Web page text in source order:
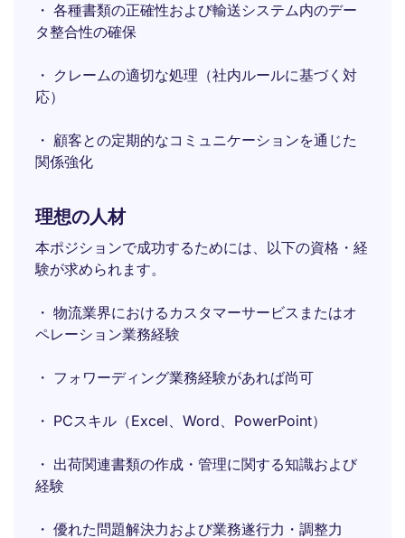
・ 各種書類の正確性および輸送システム内のデー
タ整合性の確保
・ クレームの適切な処理（社内ルールに基づく対
応）
・ 顧客との定期的なコミュニケーションを通じた
関係強化
理想の人材
本ポジションで成功するためには、以下の資格・経
験が求められます。
・ 物流業界におけるカスタマーサービスまたはオ
ペレーション業務経験
・ フォワーディング業務経験があれば尚可
・ PCスキル（Excel、Word、PowerPoint）
・ 出荷関連書類の作成・管理に関する知識および
経験
・ 優れた問題解決力および業務遂行力・調整力